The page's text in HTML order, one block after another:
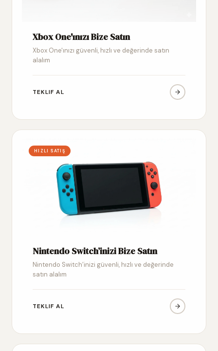
Xbox One'ınızı Bize Satın
Xbox One'ınızı güvenli, hızlı ve değerinde satın
alalım
TEKLIF AL
HIZLI SATIŞ
Nintendo Switch’inizi Bize Satın
Nintendo Switch’inizi güvenli, hızlı ve değerinde
satın alalım
TEKLIF AL